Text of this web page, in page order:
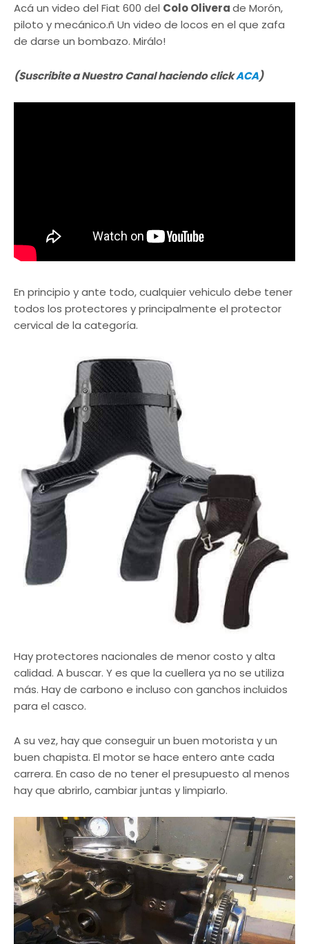
Acá un video del Fiat 600 del Colo Oliverade Morón,
piloto y mecánico.ñ Un video de locos en el que zafa
de darse un bombazo. Mirálo!
(Suscribite a Nuestro Canal haciendo clickACA)
En principio y ante todo, cualquier vehiculo debe tener
todos los protectores y principalmente el protector
cervical de la categoría.
Hay protectores nacionales de menor costo y alta
calidad. A buscar. Y es que la cuellera ya no se utiliza
más. Hay de carbono e incluso con ganchos incluidos
para el casco.
A su vez, hay que conseguir un buen motorista y un
buen chapista. El motor se hace entero ante cada
carrera. En caso de no tener el presupuesto al menos
hay que abrirlo, cambiar juntas y limpiarlo.